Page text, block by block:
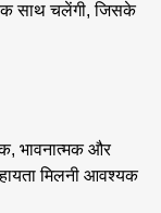
साथ चलेंगी, जिसके
भावनात्मक और
मिलनी आवश्यक